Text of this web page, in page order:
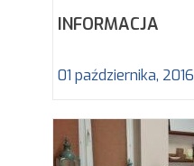
INFORMACJA
01 października, 2016